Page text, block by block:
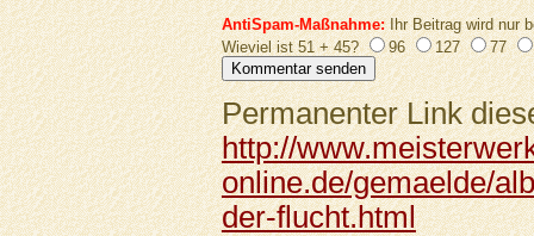
AntiSpam-Maßnahme:Ihr Beitrag wird nur
Wieviel ist 51 + 45?
96 127 77
Permanenter Link
http://
online.de/gemaelde/
der-flucht.html